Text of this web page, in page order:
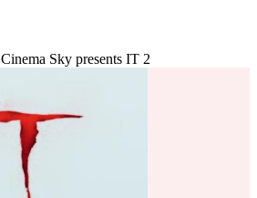
Cinema Sky presents IT 2